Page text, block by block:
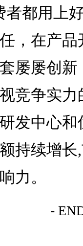
者都用上
，在产
屡屡创
竞争实
发中心
持续增
力。
-